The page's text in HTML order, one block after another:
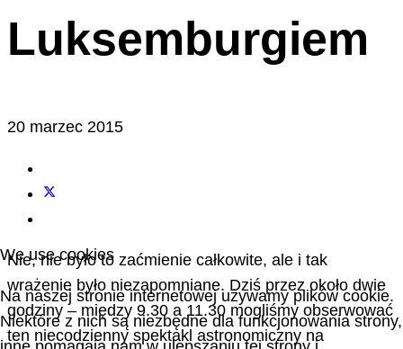
Luksemburgiem
20 marzec 2015
Nie, nie było to zaćmienie całkowite, ale i tak
wrażenie było niezapomniane. Dziś przez około dwie
godziny – między 9.30 a 11.30 mogliśmy obserwować
ten niecodzienny spektakl astronomiczny na
We use cookies
Na naszej stronie internetowej używamy plików cookie.
Niektóre z nich są niezbędne dla funkcjonowania strony,